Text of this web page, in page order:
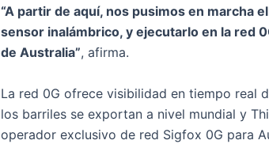
“A partir de aquí, nos pusimos en marcha
sensor inalámbrico, y ejecutarlo en la red
de Australia”, afirma.
La red 0G ofrece visibilidad en tiempo real
los barriles se exportan a nivel mundial y
operador exclusivo de red Sigfox 0G para